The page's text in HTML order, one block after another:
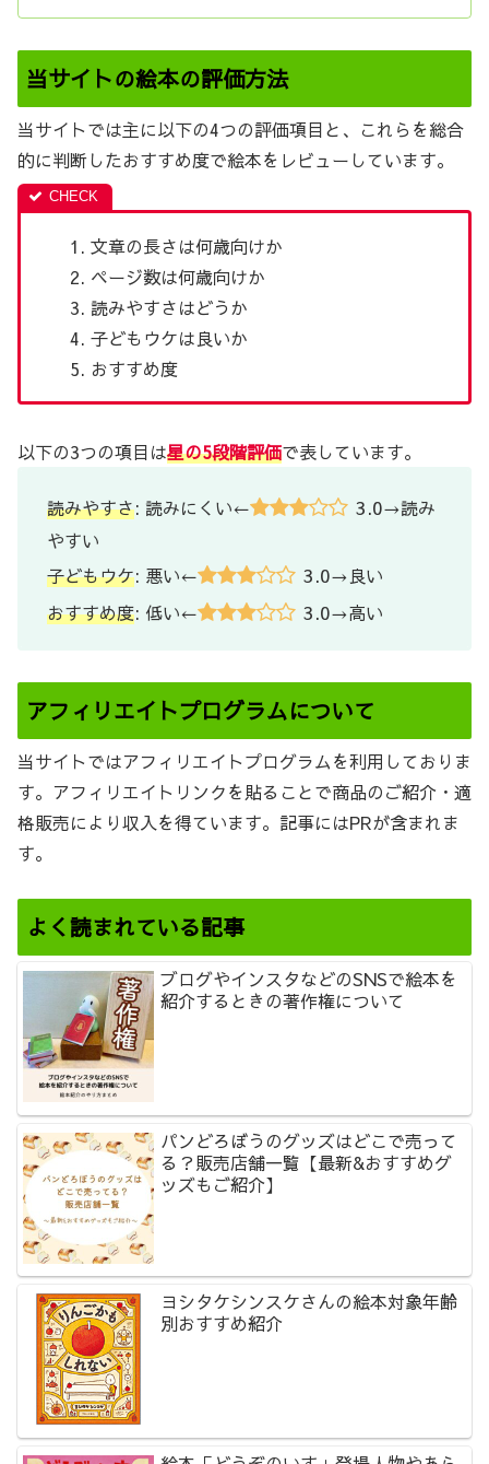
当サイトの絵本の評価方法
当サイトでは主に以下の4つの評価項目と、これらを総合
的に判断したおすすめ度で絵本をレビューしています。
文章の長さは何歳向けか
ページ数は何歳向けか
読みやすさはどうか
子どもウケは良いか
おすすめ度
以下の3つの項目は星の5段階評価で表しています。
読みやすさ: 読みにくい← 3.0→読み
やすい
子どもウケ: 悪い← 3.0→良い
おすすめ度: 低い← 3.0→高い
アフィリエイトプログラムについて
当サイトではアフィリエイトプログラムを利用しておりま
す。アフィリエイトリンクを貼ることで商品のご紹介・適
格販売により収入を得ています。記事にはPRが含まれま
す。
よく読まれている記事
ブログやインスタなどのSNSで絵本を
紹介するときの著作権について
パンどろぼうのグッズはどこで売って
る？販売店舗一覧【最新&おすすめグ
ッズもご紹介】
ヨシタケシンスケさんの絵本対象年齢
別おすすめ紹介